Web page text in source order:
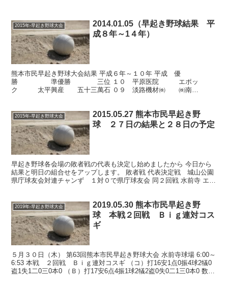
2015年-早起き野球大会
2014.01.05（早起き野球結果 平
成８年～1４年）
熊本市民早起き野球大会結果 平成６年～１０年 平成 優
勝 準優勝 三位 １０ 平原医院 エポッ
ク 太平興産 五十三萬石 ０９ 淡路機材㈱ ㈱南
2015年-早起き野球大会
2015.05.27 熊本市民早起き野
球 ２７日の結果と２８日の予定
早起き野球各会場の敗者戦の代表も決定し始めましたから 今日から
結果と明日の組合せをアップします。 敗者戦 代表決定戦 城山公園
県庁球友会対連チャンず １対０で県庁球友会 同２回戦 水前寺 エコ
2019年-早起き野球大会
2019.05.30 熊本市民早起き野
球 本戦２回戦 Ｂｉｇ連対コス
ギ
５月３０日（木） 第63回熊本市民早起き野球大会 水前寺球場 6:00～
6:53 本戦 ２回戦 Ｂｉｇ連対コスギ （コ）打16安1点0振4球2犠0
盗1失1二0三0本0 （Ｂ）打17安6点4振1球2犠2盗0失0二1三0本0 数値